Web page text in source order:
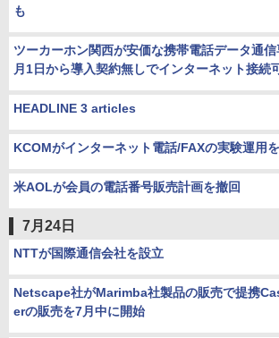
も
ツーカーホン関西が安価な携帯電話データ通
月1日から導入契約無しでインターネット接続
HEADLINE 3 articles
KCOMがインターネット電話/FAXの実験運用
米AOLが会員の電話番号販売計画を撤回
7月24日
NTTが国際通信会社を設立
Netscape社がMarimba社製品の販売で提携
erの販売を7月中に開始